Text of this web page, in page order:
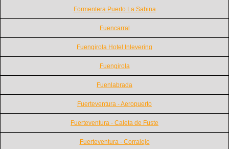
Formentera Puerto La Sabina
Fuencarral
Fuengirola Hotel Inlevering
Fuengirola
Fuenlabrada
Fuerteventura - Aeropuerto
Fuerteventura - Caleta de Fuste
Fuerteventura - Corralejo